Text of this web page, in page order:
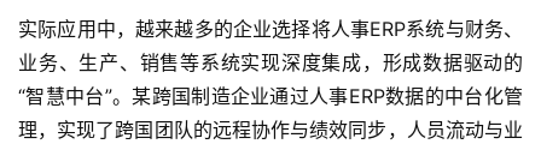
实际应用中，越来越多的企业选择将人事ERP系统与财务、
业务、生产、销售等系统实现深度集成，形成数据驱动的
“智慧中台”。某跨国制造企业通过人事ERP数据的中台化管
理，实现了跨国团队的远程协作与绩效同步，人员流动与业